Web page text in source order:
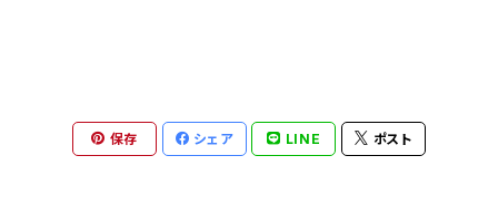
保存 シェア LINE ポスト